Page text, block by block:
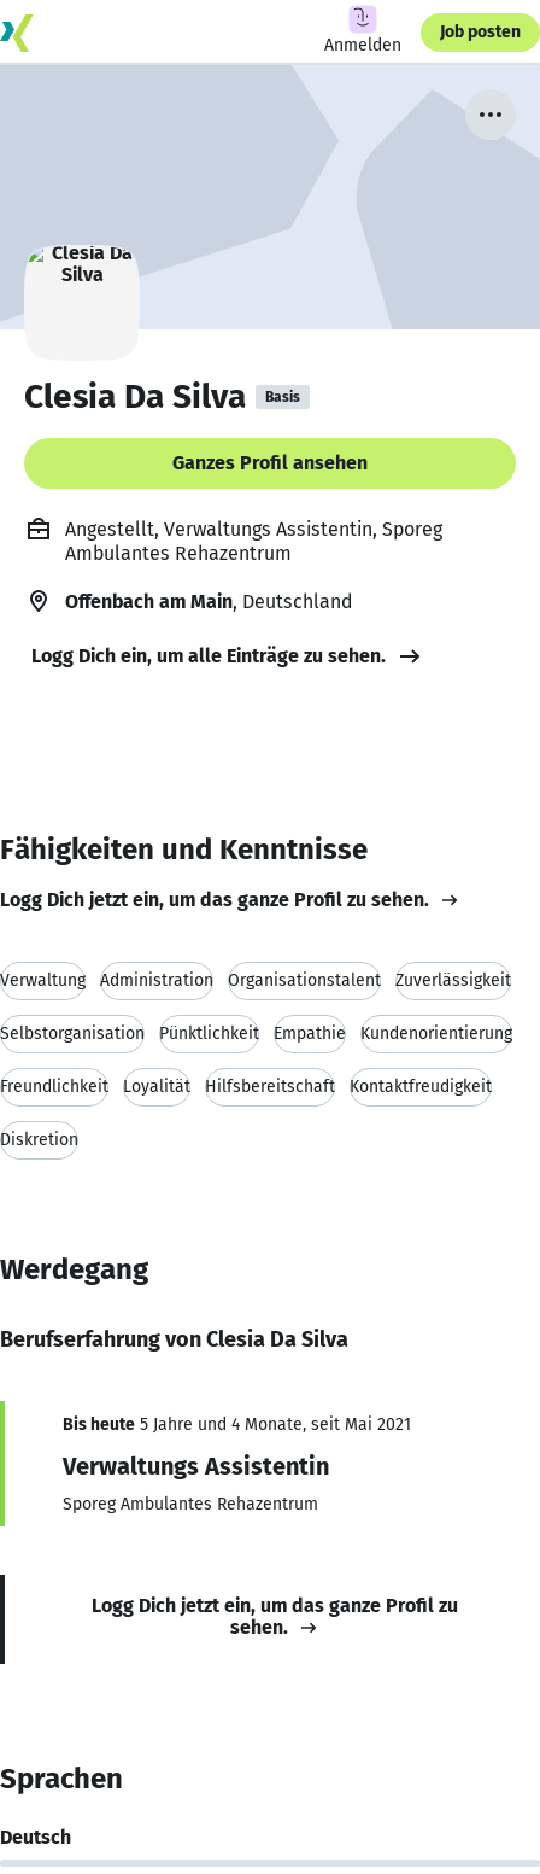
Anmelden
Job posten
Clesia Da Silva Basis
Ganzes Profil ansehen
Angestellt, Verwaltungs Assistentin, Sporeg
Ambulantes Rehazentrum
Offenbach am Main, Deutschland
Logg Dich ein, um alle Einträge zu sehen.
Fähigkeiten und Kenntnisse
Logg Dich jetzt ein, um das ganze Profil zu sehen.
Verwaltung Administration Organisationstalent Zuverlässigkeit
Selbstorganisation Pünktlichkeit Empathie Kundenorientierung
Freundlichkeit Loyalität Hilfsbereitschaft Kontaktfreudigkeit
Diskretion
Werdegang
Berufserfahrung von Clesia Da Silva
Bis heute 5 Jahre und 4 Monate, seit Mai 2021
Verwaltungs Assistentin
Sporeg Ambulantes Rehazentrum
Logg Dich jetzt ein, um das ganze Profil zu
sehen.
Sprachen
Deutsch